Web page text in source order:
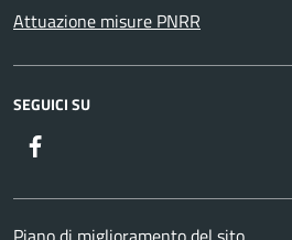
Attuazione misure PNRR
SEGUICI SU